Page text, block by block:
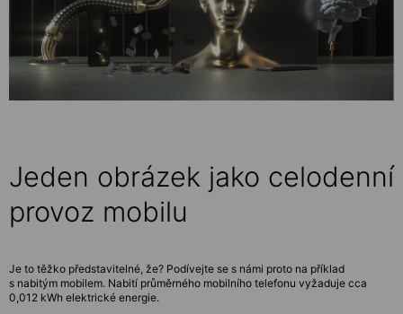
Jeden obrázek jako celodenní
provoz mobilu
Je to těžko představitelné, že? Podívejte se s námi proto na příklad
s nabitým mobilem. Nabití průměrného mobilního telefonu vyžaduje cca
0,012 kWh elektrické energie.